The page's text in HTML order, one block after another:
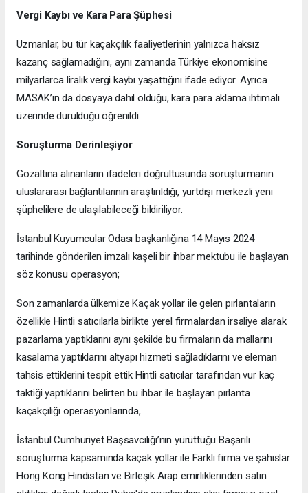
Vergi Kaybı ve Kara Para Şüphesi
Uzmanlar, bu tür kaçakçılık faaliyetlerinin yalnızca haksız
kazanç sağlamadığını, aynı zamanda Türkiye ekonomisine
milyarlarca liralık vergi kaybı yaşattığını ifade ediyor. Ayrıca
MASAK’ın da dosyaya dahil olduğu, kara para aklama ihtimali
üzerinde durulduğu öğrenildi.
Soruşturma Derinleşiyor
Gözaltına alınanların ifadeleri doğrultusunda soruşturmanın
uluslararası bağlantılarının araştırıldığı, yurtdışı merkezli yeni
şüphelilere de ulaşılabileceği bildiriliyor.
İstanbul Kuyumcular Odası başkanlığına 14 Mayıs 2024
tarihinde gönderilen imzalı kaşeli bir ihbar mektubu ile başlayan
söz konusu operasyon;
Son zamanlarda ülkemize Kaçak yollar ile gelen pırlantaların
özellikle Hintli satıcılarla birlikte yerel firmalardan irsaliye alarak
pazarlama yaptıklarını aynı şekilde bu firmaların da mallarını
kasalama yaptıklarını altyapı hizmeti sağladıklarını ve eleman
tahsis ettiklerini tespit ettik Hintli satıcılar tarafından vur kaç
taktiği yaptıklarını belirten bu ihbar ile başlayan pırlanta
kaçakçılığı operasyonlarında,
İstanbul Cumhuriyet Başsavcılığı’nın yürüttüğü Başarılı
soruşturma kapsamında kaçak yollar ile Farklı firma ve şahıslar
Hong Kong Hindistan ve Birleşik Arap emirliklerinden satın